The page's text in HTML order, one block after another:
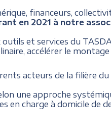
financeurs,
en 2021 à notre
outils et services du
accélérer le
acteurs de la filière
une approche
en charge à domicile de